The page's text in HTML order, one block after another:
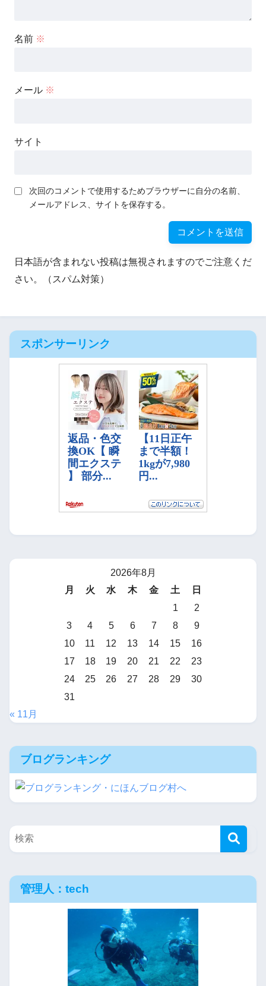
名前 ※
メール ※
サイト
次回のコメントで使用するためブラウザーに自分の名前、
メールアドレス、サイトを保存する。
日本語が含まれない投稿は無視されますのでご注意くだ
さい。（スパム対策）
スポンサーリンク
2026年8月
月
火 水 木 金 土
日
1
2
3
4 5 6 7 8
9
10
11 12 13 14 15
16
17
18 19 20 21 22
23
24
25 26 27 28 29
30
31
« 11月
ブログランキング
管理人：tech